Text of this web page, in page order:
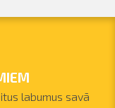
labumus savā